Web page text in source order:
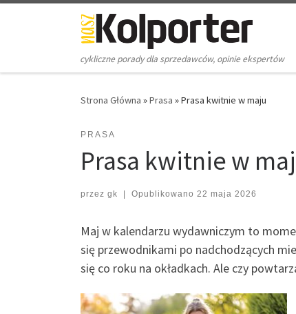
Skip to content
cykliczne porady dla sprzedawców, opinie ekspertów
Strona Główna »Prasa »Prasa kwitnie w maju
PRASA
Prasa kwitnie w
przez gk Opublikowano 22 maja 2026
Maj w kalendarzu wydawniczym to
się przewodnikami po nadchodzących
się co roku na okładkach. Ale czy